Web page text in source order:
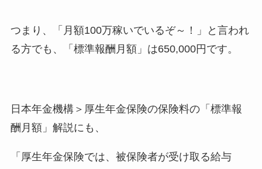
つまり、「月額100万稼いでいるぞ～！」と言われ
る方でも、「標準報酬月額」は650,000円です。
日本年金機構＞厚生年金保険の保険料の「標準報
酬月額」解説にも、
「厚生年金保険では、被保険者が受け取る給与